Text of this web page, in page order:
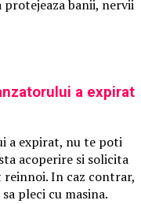
banii, nervii
a expirat
a expirat, nu te poti
acoperire si solicita
reinnoi. In caz contrar,
pleci cu masina.